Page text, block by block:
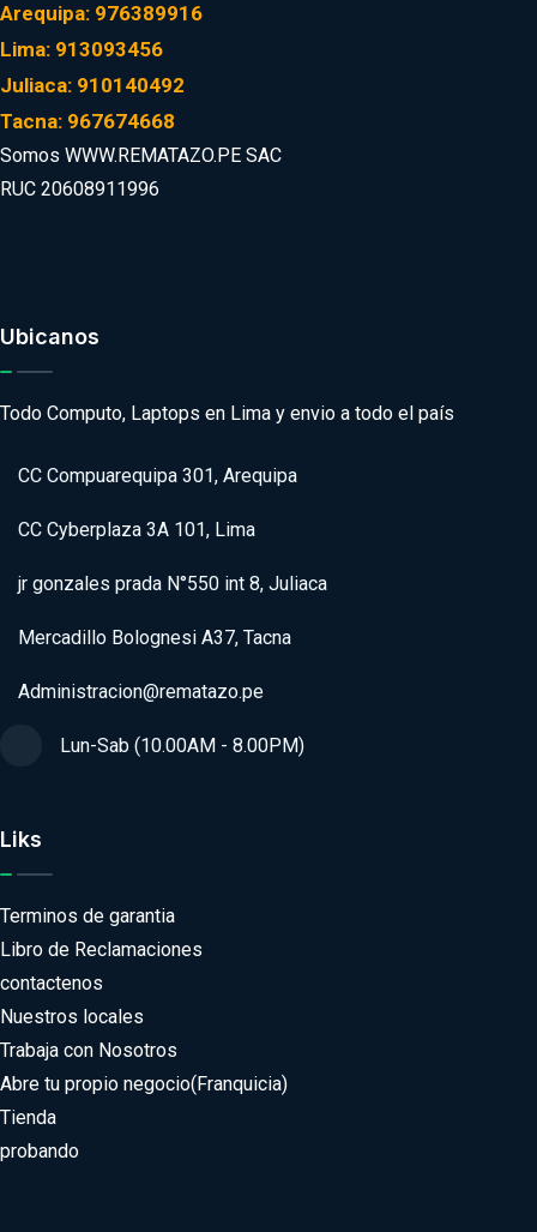
Arequipa: 976389916
Lima: 913093456
Juliaca: 910140492
Tacna: 967674668
Somos WWW.REMATAZO.PE SAC
RUC 20608911996
Ubicanos
Todo Computo, Laptops en Lima y envio a todo el país
CC Compuarequipa 301, Arequipa
CC Cyberplaza 3A 101, Lima
jr gonzales prada N°550 int 8, Juliaca
Mercadillo Bolognesi A37, Tacna
Administracion@rematazo.pe
Lun-Sab (10.00AM - 8.00PM)
Liks
Terminos de garantia
Libro de Reclamaciones
contactenos
Nuestros locales
Trabaja con Nosotros
Abre tu propio negocio(Franquicia)
Tienda
probando